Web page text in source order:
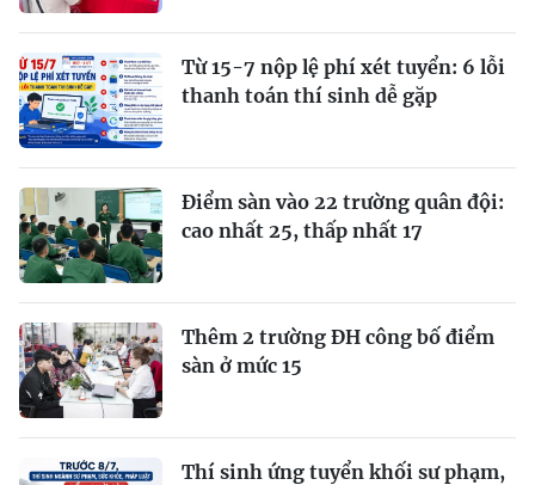
Từ 15-7 nộp lệ phí xét tuyển: 6 lỗi
thanh toán thí sinh dễ gặp
Điểm sàn vào 22 trường quân đội:
cao nhất 25, thấp nhất 17
Thêm 2 trường ĐH công bố điểm
sàn ở mức 15
Thí sinh ứng tuyển khối sư phạm,